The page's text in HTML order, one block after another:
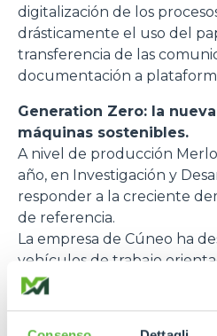
digitalización de los
drásticamente el uso del
transferencia de las
documentación a
Generation Zero: la
máquinas sostenibles.
A nivel de producción
año, en Investigación y
responder a la creciente
de referencia.
La empresa de Cúneo ha
vehículos de trabajo
que representan la base